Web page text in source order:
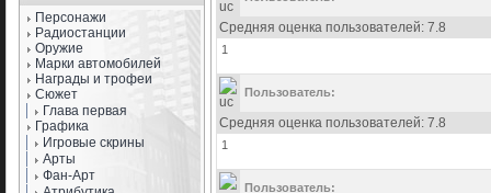
Персонажи
Радиостанции
Оружие
Марки автомобилей
Награды и трофеи
Сюжет
Глава первая
Графика
Игровые скрины
Арты
Фан-Арт
Средняя оценка пользователей: 7.8
1
Пользователь:
Средняя оценка пользователей: 7.8
1
Пользователь: